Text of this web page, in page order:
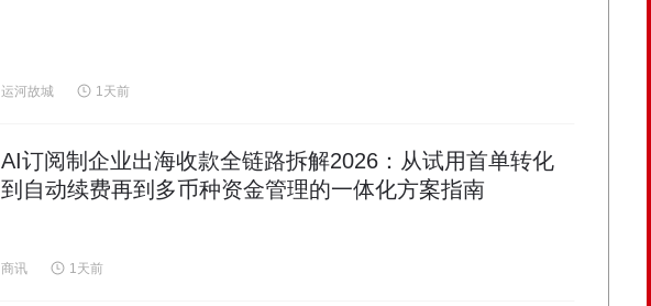
运河故城 1天前
AI订阅制企业出海收款全链路拆解2026：从试用首单转化
到自动续费再到多币种资金管理的一体化方案指南
商讯 1天前